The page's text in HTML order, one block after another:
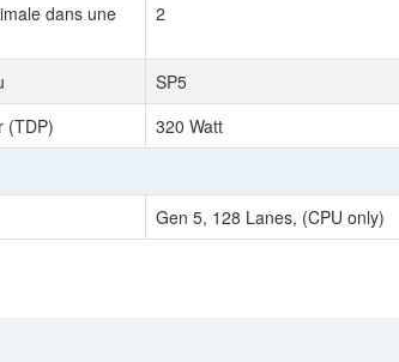
dans une
2
SP5
(TDP)
320 Watt
Gen 5, 128 Lanes, (CPU only)